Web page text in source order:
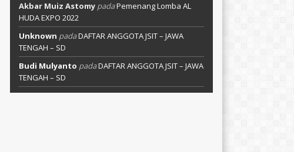
Akbar Muiz AstomypadaPemenang Lomba AL
HUDA EXPO 2022
Unknown padaDAFTAR ANGGOTA JSIT – JAWA
TENGAH – SD
Budi Mulyanto padaDAFTAR ANGGOTA JSIT – JAWA
TENGAH – SD